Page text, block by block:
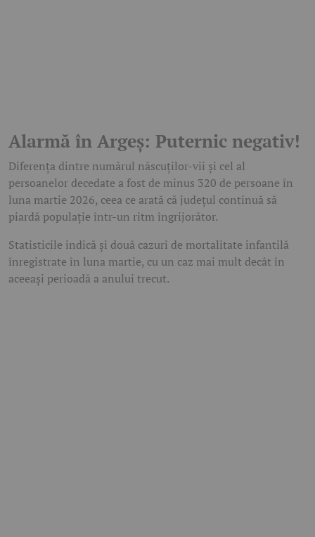
Alarmă în Argeș: Puternic negativ!
Diferența dintre numărul născuților-vii și cel al
persoanelor decedate a fost de minus 320 de persoane în
luna martie 2026, ceea ce arată că județul continuă să
piardă populație într-un ritm îngrijorător.
Statisticile indică și două cazuri de mortalitate infantilă
înregistrate în luna martie, cu un caz mai mult decât în
aceeași perioadă a anului trecut.